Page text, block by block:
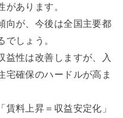
があります。
向が、今後は全国主要都
しょう。
益性は改善しますが、入
宅確保のハードルが高ま
料上昇＝収益安定化」